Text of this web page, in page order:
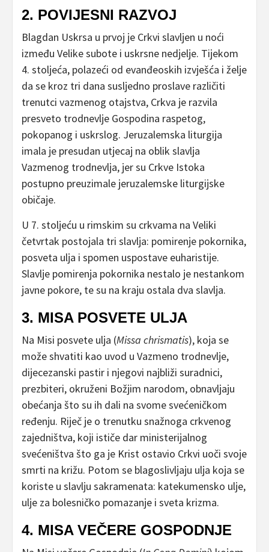
2. POVIJESNI RAZVOJ
Blagdan Uskrsa u prvoj je Crkvi slavljen u noći
između Velike subote i uskrsne nedjelje. Tijekom
4. stoljeća, polazeći od evanđeoskih izvješća i želje
da se kroz tri dana susljedno proslave različiti
trenutci vazmenog otajstva, Crkva je razvila
presveto trodnevlje Gospodina raspetog,
pokopanog i uskrslog. Jeruzalemska liturgija
imala je presudan utjecaj na oblik slavlja
Vazmenog trodnevlja, jer su Crkve Istoka
postupno preuzimale jeruzalemske liturgijske
običaje.
U 7. stoljeću u rimskim su crkvama na Veliki
četvrtak postojala tri slavlja: pomirenje pokornika,
posveta ulja i spomen uspostave euharistije.
Slavlje pomirenja pokornika nestalo je nestankom
javne pokore, te su na kraju ostala dva slavlja.
3. MISA POSVETE ULJA
Na Misi posvete ulja (Missa chrismatis), koja se
može shvatiti kao uvod u Vazmeno trodnevlje,
dijecezanski pastir i njegovi najbliži suradnici,
prezbiteri, okruženi Božjim narodom, obnavljaju
obećanja što su ih dali na svome svećeničkom
ređenju. Riječ je o trenutku snažnoga crkvenog
zajedništva, koji ističe dar ministerijalnog
svećeništva što ga je Krist ostavio Crkvi uoči svoje
smrti na križu. Potom se blagoslivljaju ulja koja se
koriste u slavlju sakramenata: katekumensko ulje,
ulje za bolesničko pomazanje i sveta krizma.
4. MISA VEČERE GOSPODNJE